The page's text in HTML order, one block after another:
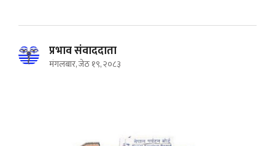
प्रभाव संवाददाता
मंगलबार, जेठ १९, २०८३